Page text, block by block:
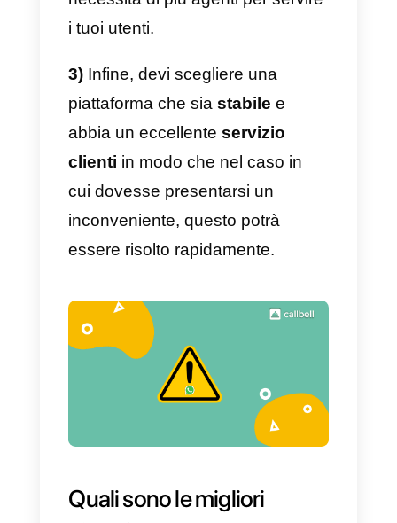
piuttosto costoso e non tutte le
spese così corpose. Qui sotto
puoi trovare i punti da
considerare:
1)Inizialmente dovresti cercare
una piattaformaadatta alle tue
tasche.
2)Tenere poi in considerazione
se la tua azienda o attività è
davvero pronta ad utilizzare
questo tipo di funzionalità è utile